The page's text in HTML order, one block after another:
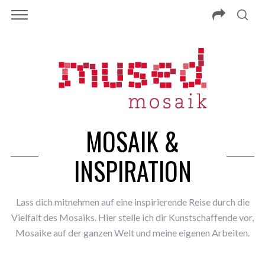
MOSAIK &
INSPIRATION
Lass dich mitnehmen auf eine inspirierende Reise durch die
Vielfalt des Mosaiks. Hier stelle ich dir Kunstschaffende vor,
Mosaike auf der ganzen Welt und meine eigenen Arbeiten.